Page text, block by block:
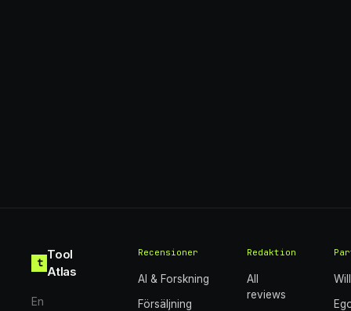
t
Tool
Atlas
En
Recensioner
AI & Forskning
Försäljning
Redaktion
All
reviews